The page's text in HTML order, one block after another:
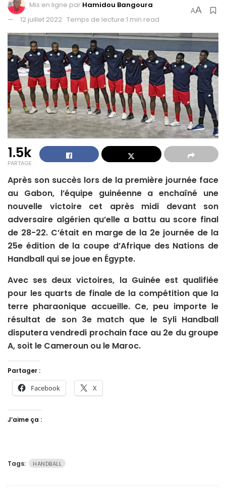
Mis en ligne par Hamidou Bangoura
12 juillet 2022 Temps de lecture:1 min read
AA
1.5k
PARTAGE
Après son succès lors de la première journée face
au Gabon, l’équipe guinéenne a enchaîné une
nouvelle victoire cet après midi devant son
adversaire algérien qu’elle a battu au score final
de 28-22. C’était en marge de la 2e journée de la
25e édition de la coupe d’Afrique des Nations de
Handball qui se joue en Égypte.
Avec ses deux victoires, la Guinée est qualifiée
pour les quarts de finale de la compétition que la
terre pharaonique accueille. Ce, peu importe le
résultat de son 3e match que le Syli Handball
disputera vendredi prochain face au 2e du groupe
A, soit le Cameroun ou le Maroc.
Partager :
Facebook X
J’aime ça :
Tags: HANDBALL